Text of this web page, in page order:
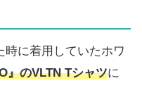
時に着用していたホワ
』のVLTN Tシャツに